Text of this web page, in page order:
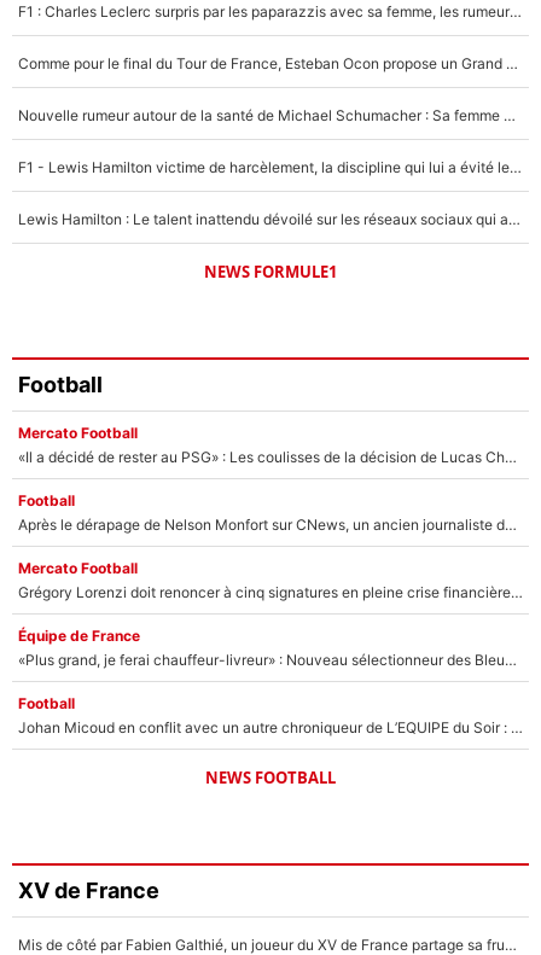
Un autre joueur
5%
F1 : Charles Leclerc surpris par les paparazzis avec sa femme, les rumeurs étaient vraies !
Comme pour le final du Tour de France, Esteban Ocon propose un Grand Prix de Formule 1 à Paris : «Autour de l’Arc de Triomphe, ce serait génial» !
Nouvelle rumeur autour de la santé de Michael Schumacher : Sa femme Corinna sort du silence
F1 - Lewis Hamilton victime de harcèlement, la discipline qui lui a évité le pire : «J'aurais probablement mal tourné»
Lewis Hamilton : Le talent inattendu dévoilé sur les réseaux sociaux qui a impressionné Kim Kardashian pendant leurs vacances en amoureux !
NEWS FORMULE1
Football
Mercato Football
«Il a décidé de rester au PSG» : Les coulisses de la décision de Lucas Chevalier pour son transfert
Football
Après le dérapage de Nelson Monfort sur CNews, un ancien journaliste de France Télévisions relance la polémique sur les incendies en Gironde
Mercato Football
Grégory Lorenzi doit renoncer à cinq signatures en pleine crise financière : L’IA propose sept noms à l’OM pour un mercato réussi... à seulement 5M€ !
Équipe de France
«Plus grand, je ferai chauffeur-livreur» : Nouveau sélectionneur des Bleus, Zinédine Zidane s’était imaginé un avenir très différent lorsqu'il était enfant
Football
Johan Micoud en conflit avec un autre chroniqueur de L’EQUIPE du Soir : «Pendant un moment, je ne les ai pas remis ensemble dans l'émission»
NEWS FOOTBALL
XV de France
Mis de côté par Fabien Galthié, un joueur du XV de France partage sa frustration : «ils ne me l’ont pas dit tout de suite»